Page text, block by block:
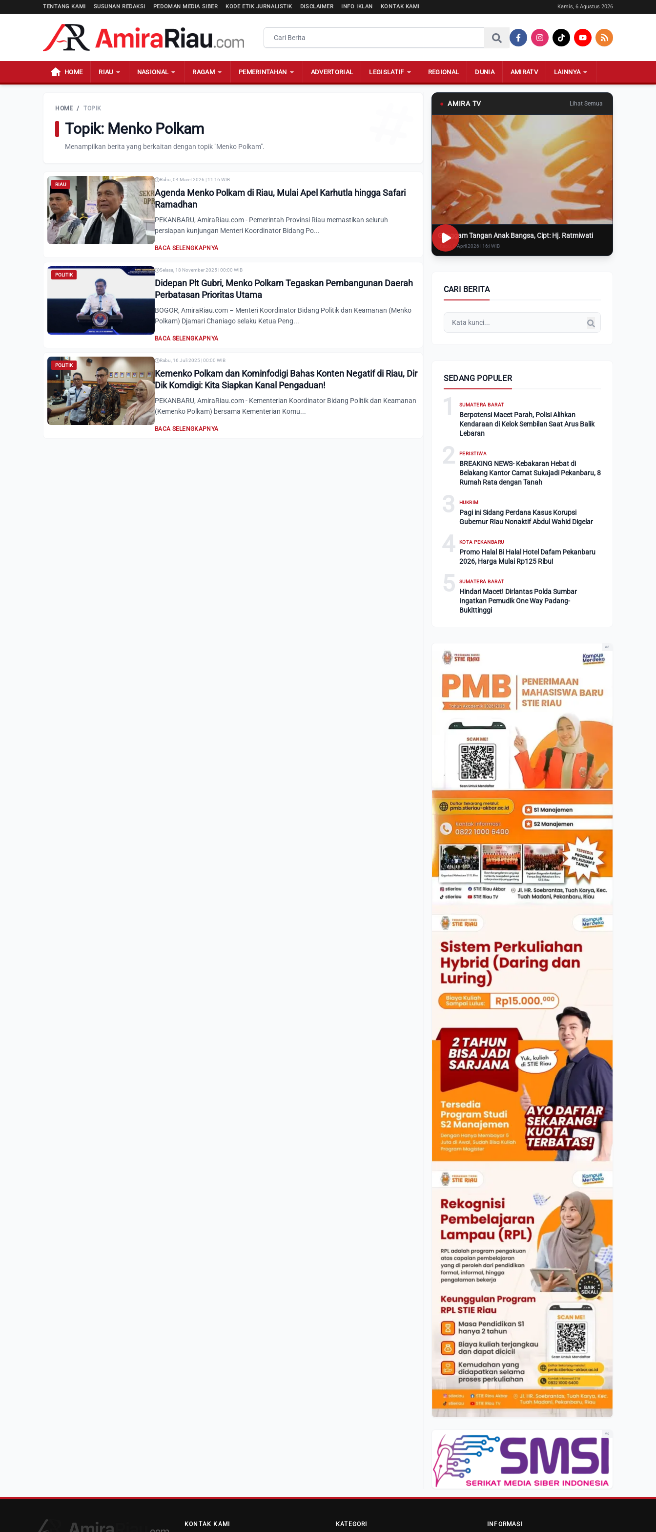
TENTANG KAMI SUSUNAN REDAKSI PEDOMAN MEDIA SIBER KODE ETIK JURNALISTIK DISCLAIMER INFO IKLAN KONTAK KAMI Kamis, 6 Agustus 2026
HOME RIAU NASIONAL RAGAM PEMERINTAHAN ADVERTORIAL LEGISLATIF REGIONAL DUNIA AMIRATV LAINNYA
HOME / TOPIK
Topik: Menko Polkam
Menampilkan berita yang berkaitan dengan topik "Menko Polkam".
RIAU
Rabu, 04 Maret 2026 | 11:16 WIB
Agenda Menko Polkam di Riau, Mulai Apel Karhutla hingga Safari
Ramadhan
PEKANBARU, AmiraRiau.com - Pemerintah Provinsi Riau memastikan seluruh
persiapan kunjungan Menteri Koordinator Bidang Po...
BACA SELENGKAPNYA
POLITIK
Selasa, 18 November 2025 | 00:00 WIB
Didepan Plt Gubri, Menko Polkam Tegaskan Pembangunan Daerah
Perbatasan Prioritas Utama
BOGOR, AmiraRiau.com – Menteri Koordinator Bidang Politik dan Keamanan (Menko
Polkam) Djamari Chaniago selaku Ketua Peng...
BACA SELENGKAPNYA
POLITIK
Rabu, 16 Juli 2025 | 00:00 WIB
Kemenko Polkam dan Kominfodigi Bahas Konten Negatif di Riau, Dir
Dik Komdigi: Kita Siapkan Kanal Pengaduan!
PEKANBARU, AmiraRiau.com - Kementerian Koordinator Bidang Politik dan Keamanan
(Kemenko Polkam) bersama Kementerian Komu...
BACA SELENGKAPNYA
● AMIRA TV Lihat Semua
Genggam Tangan Anak Bangsa, Cipt: Hj. Ratmiwati
Rabu, 8 April 2026 | 16:i WIB
CARI BERITA
SEDANG POPULER
1 SUMATERA BARAT
Berpotensi Macet Parah, Polisi Alihkan
Kendaraan di Kelok Sembilan Saat Arus Balik
Lebaran
2 PERISTIWA
BREAKING NEWS- Kebakaran Hebat di
Belakang Kantor Camat Sukajadi Pekanbaru, 8
Rumah Rata dengan Tanah
3 HUKRIM
Pagi ini Sidang Perdana Kasus Korupsi
Gubernur Riau Nonaktif Abdul Wahid Digelar
4 KOTA PEKANBARU
Promo Halal Bi Halal Hotel Dafam Pekanbaru
2026, Harga Mulai Rp125 Ribu!
5 SUMATERA BARAT
Hindari Macet! Dirlantas Polda Sumbar
Ingatkan Pemudik One Way Padang-
Bukittinggi
Ad
Ad
KONTAK KAMI KATEGORI INFORMASI